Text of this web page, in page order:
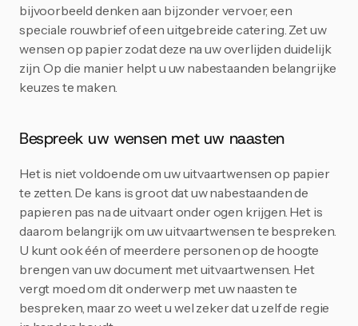
bijvoorbeeld denken aan bijzonder vervoer, een
speciale rouwbrief of een uitgebreide catering. Zet uw
wensen op papier zodat deze na uw overlijden duidelijk
zijn. Op die manier helpt u uw nabestaanden belangrijke
keuzes te maken.
Bespreek uw wensen met uw naasten
Het is niet voldoende om uw uitvaartwensen op papier
te zetten. De kans is groot dat uw nabestaanden de
papieren pas na de uitvaart onder ogen krijgen. Het is
daarom belangrijk om uw uitvaartwensen te bespreken.
U kunt ook één of meerdere personen op de hoogte
brengen van uw document met uitvaartwensen. Het
vergt moed om dit onderwerp met uw naasten te
bespreken, maar zo weet u wel zeker dat u zelf de regie